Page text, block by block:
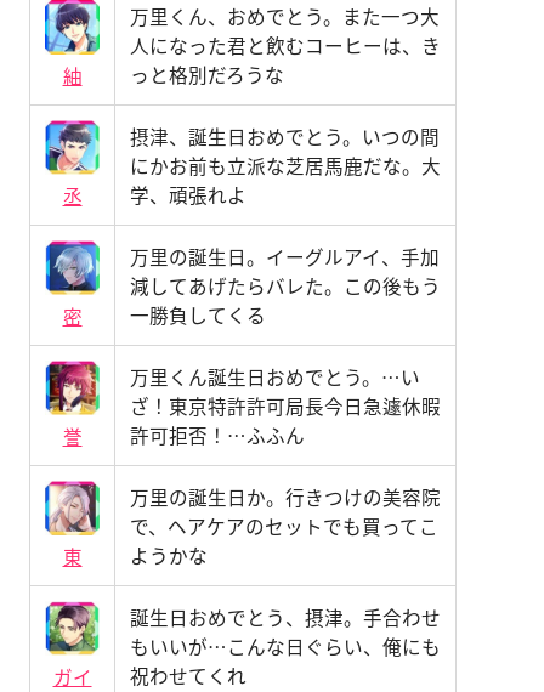
紬
万里くん、おめでとう。また一つ大
人になった君と飲むコーヒーは、き
っと格別だろうな
丞
摂津、誕生日おめでとう。いつの間
にかお前も立派な芝居馬鹿だな。大
学、頑張れよ
密
万里の誕生日。イーグルアイ、手加
減してあげたらバレた。この後もう
一勝負してくる
誉
万里くん誕生日おめでとう。…い
ざ！東京特許許可局長今日急遽休暇
許可拒否！…ふふん
東
万里の誕生日か。行きつけの美容院
で、ヘアケアのセットでも買ってこ
ようかな
ガイ
誕生日おめでとう、摂津。手合わせ
もいいが…こんな日ぐらい、俺にも
祝わせてくれ